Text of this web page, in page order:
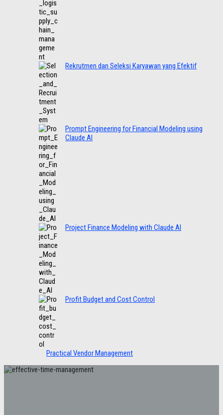
Rekrutmen dan Seleksi Karyawan yang Efektif
Prompt Engineering for Financial Modeling using
Claude AI
Project Finance Modeling with Claude AI
Profit Budget and Cost Control
Practical Vendor Management